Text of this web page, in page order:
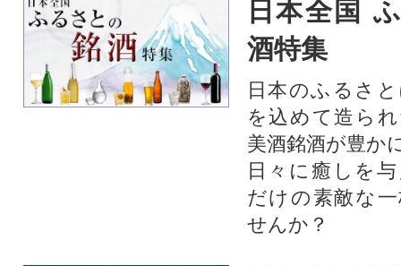
日本全国
酒特集
日本のふるさ
を込めて造ら
美酒銘酒が豊か
日々に癒しを
だけの素敵な
せんか？